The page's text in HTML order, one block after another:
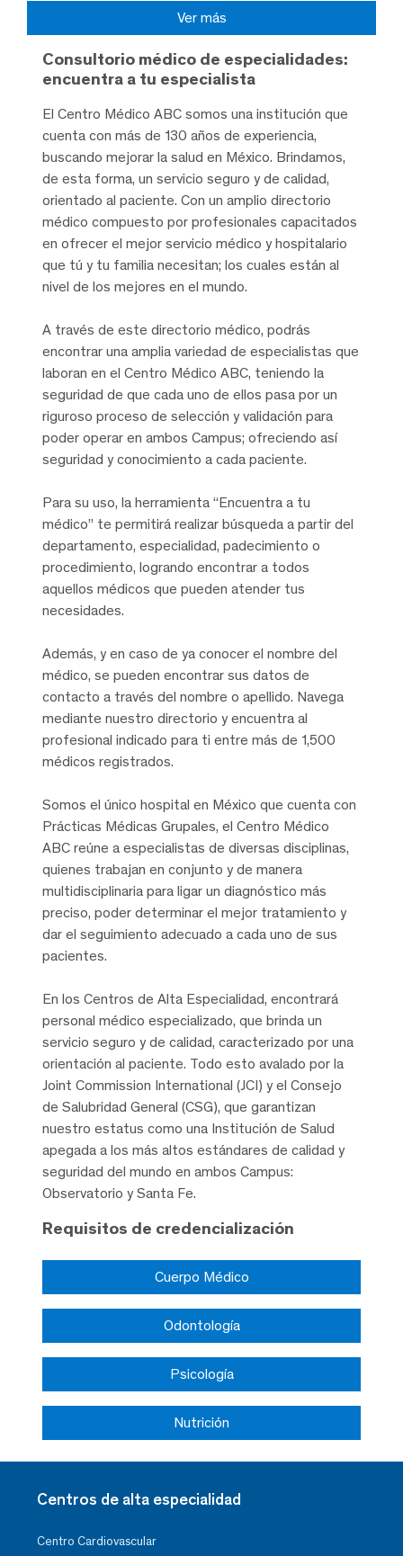
Ver más
Consultorio médico de especialidades:
encuentra a tu especialista
El Centro Médico ABC somos una institución que
cuenta con más de 130 años de experiencia,
buscando mejorar la salud en México. Brindamos,
de esta forma, un servicio seguro y de calidad,
orientado al paciente. Con un amplio directorio
médico compuesto por profesionales capacitados
en ofrecer el mejor servicio médico y hospitalario
que tú y tu familia necesitan; los cuales están al
nivel de los mejores en el mundo.
A través de este directorio médico, podrás
encontrar una amplia variedad de especialistas que
laboran en el Centro Médico ABC, teniendo la
seguridad de que cada uno de ellos pasa por un
riguroso proceso de selección y validación para
poder operar en ambos Campus; ofreciendo así
seguridad y conocimiento a cada paciente.
Para su uso, la herramienta “Encuentra a tu
médico” te permitirá realizar búsqueda a partir del
departamento, especialidad, padecimiento o
procedimiento, logrando encontrar a todos
aquellos médicos que pueden atender tus
necesidades.
Además, y en caso de ya conocer el nombre del
médico, se pueden encontrar sus datos de
contacto a través del nombre o apellido. Navega
mediante nuestro directorio y encuentra al
profesional indicado para ti entre más de 1,500
médicos registrados.
Somos el único hospital en México que cuenta con
Prácticas Médicas Grupales, el Centro Médico
ABC reúne a especialistas de diversas disciplinas,
quienes trabajan en conjunto y de manera
multidisciplinaria para ligar un diagnóstico más
preciso, poder determinar el mejor tratamiento y
dar el seguimiento adecuado a cada uno de sus
pacientes.
En los Centros de Alta Especialidad, encontrará
personal médico especializado, que brinda un
servicio seguro y de calidad, caracterizado por una
orientación al paciente. Todo esto avalado por la
Joint Commission International (JCI) y el Consejo
de Salubridad General (CSG), que garantizan
nuestro estatus como una Institución de Salud
apegada a los más altos estándares de calidad y
seguridad del mundo en ambos Campus:
Observatorio y Santa Fe.
Requisitos de credencialización
Cuerpo Médico
Odontología
Psicología
Nutrición
Centros de alta especialidad
Centro Cardiovascular